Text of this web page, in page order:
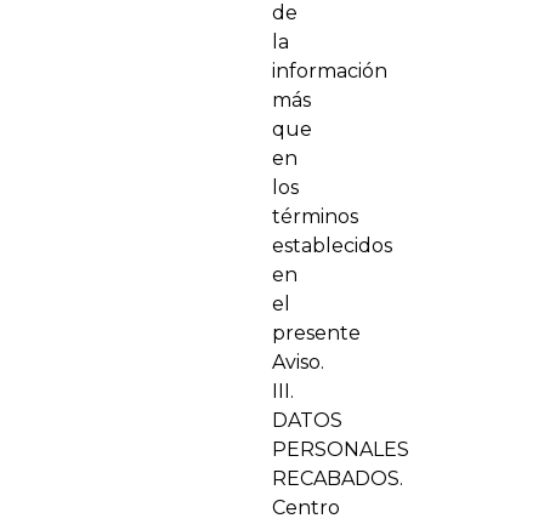
de
la
información
más
que
en
los
términos
establecidos
en
el
presente
Aviso.
III.
DATOS
PERSONALES
RECABADOS.
Centro